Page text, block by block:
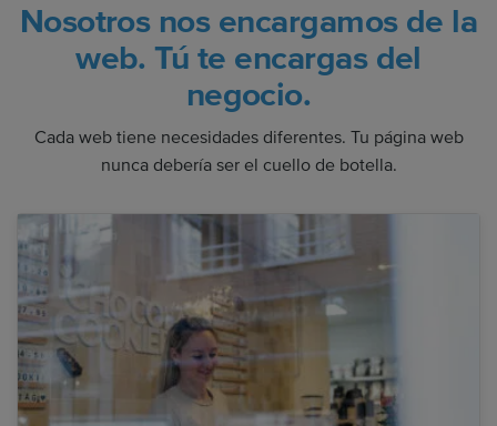
Nosotros nos encargamos de la
web. Tú te encargas del
negocio.
Cada web tiene necesidades diferentes. Tu página web
nunca debería ser el cuello de botella.